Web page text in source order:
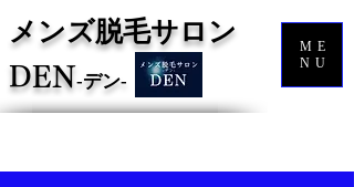
メンズ脱毛サロン
DEN‐デン‐
ME
NU